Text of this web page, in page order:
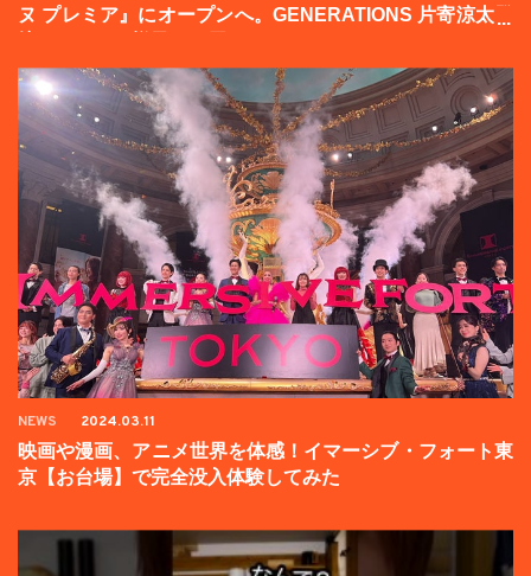
ヌ プレミア』にオープンへ。GENERATIONS 片寄涼太登
NEWS 2024.03.11
映画や漫画、アニメ世界を体感！イマーシブ・フォート東
京【お台場】で完全没入体験してみた